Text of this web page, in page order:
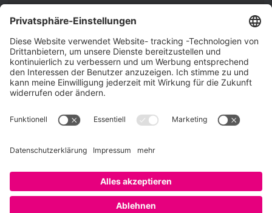
Impressum
Impressum
Cookie-Richtlinie (EU)